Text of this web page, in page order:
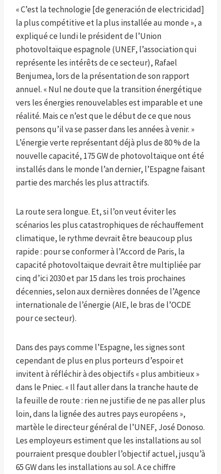
« C’est la technologie [de generación de electricidad]
la plus compétitive et la plus installée au monde », a
expliqué ce lundi le président de l’Union
photovoltaïque espagnole (UNEF, l’association qui
représente les intérêts de ce secteur), Rafael
Benjumea, lors de la présentation de son rapport
annuel. « Nul ne doute que la transition énergétique
vers les énergies renouvelables est imparable et une
réalité. Mais ce n’est que le début de ce que nous
pensons qu’il va se passer dans les années à venir. »
L’énergie verte représentant déjà plus de 80 % de la
nouvelle capacité, 175 GW de photovoltaïque ont été
installés dans le monde l’an dernier, l’Espagne faisant
partie des marchés les plus attractifs.
La route sera longue. Et, si l’on veut éviter les
scénarios les plus catastrophiques de réchauffement
climatique, le rythme devrait être beaucoup plus
rapide : pour se conformer à l’Accord de Paris, la
capacité photovoltaïque devrait être multipliée par
cinq d’ici 2030 et par 15 dans les trois prochaines
décennies, selon aux dernières données de l’Agence
internationale de l’énergie (AIE, le bras de l’OCDE
pour ce secteur).
Dans des pays comme l’Espagne, les signes sont
cependant de plus en plus porteurs d’espoir et
invitent à réfléchir à des objectifs « plus ambitieux »
dans le Pniec. « Il faut aller dans la tranche haute de
la feuille de route : rien ne justifie de ne pas aller plus
loin, dans la lignée des autres pays européens »,
martèle le directeur général de l’UNEF, José Donoso.
Les employeurs estiment que les installations au sol
pourraient presque doubler l’objectif actuel, jusqu’à
65 GW dans les installations au sol. A ce chiffre